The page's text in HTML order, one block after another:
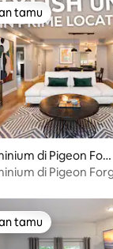
5, 166 ulasan
tamu terpopuler
tamu
di Pigeon For
di Pigeon
tamu terpopuler
tamu